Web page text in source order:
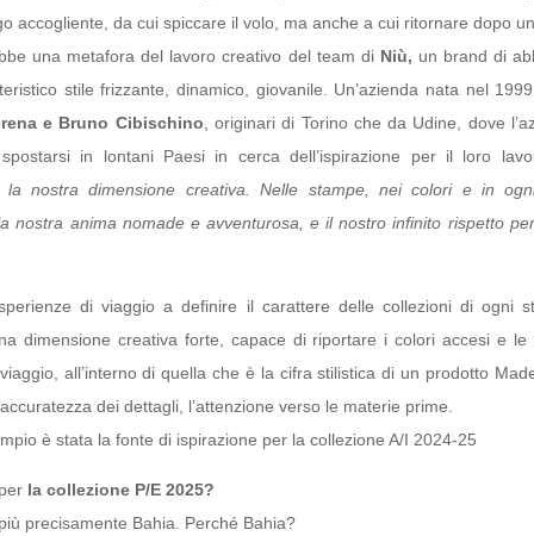
accogliente, da cui spiccare il volo, ma anche a cui ritornare dopo
una metafora del lavoro creativo del team di Niù, un brand di
stile frizzante, dinamico, giovanile. Un’azienda nata nel
e Bruno Cibischino , originari di Torino che da Udine, dove
in lontani Paesi in cerca dell’ispirazione per il loro
la nostra dimensione creativa. Nelle stampe, nei colori e in
nostra anima nomade e avventurosa, e il nostro infinito rispetto
di viaggio a definire il carattere delle collezioni di ogni
dimensione creativa forte, capace di riportare i colori accesi e le
all’interno di quella che è la cifra stilistica di un prodotto
dei dettagli, l’attenzione verso le materie prime.
è stata la fonte di ispirazione per la collezione A/I 2024-25
la collezione P/E 2025?
precisamente Bahia. Perché Bahia?